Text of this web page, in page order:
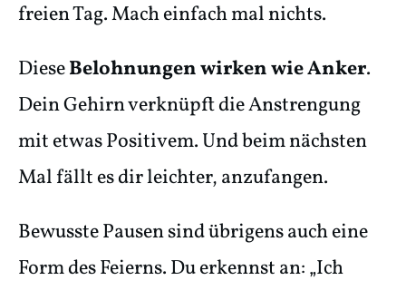
freien Tag. Mach einfach mal nichts.
DieseBelohnungen wirken wie Anker.
Dein Gehirn verknüpft die Anstrengung
mit etwas Positivem. Und beim nächsten
Mal fällt es dir leichter, anzufangen.
Bewusste Pausen sind übrigens auch eine
Form des Feierns. Du erkennst an: „Ich